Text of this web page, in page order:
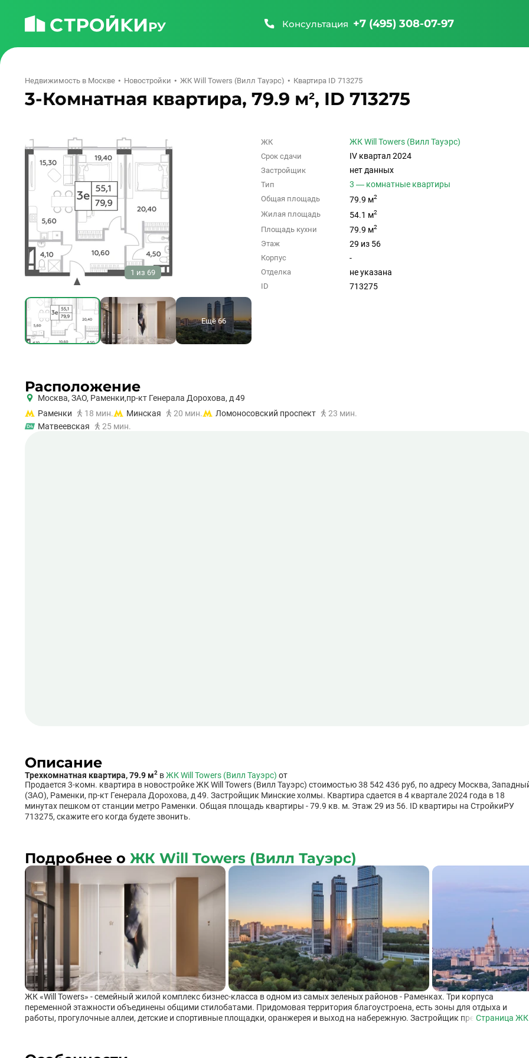
Консультация +7 (495) 308-07-97
Недвижимость в Москве Новостройки ЖК Will Towers (Вилл Тауэрс) Квартира ID 713275
3-Комнатная квартира, 79.9 м², ID 713275
Ещё 66
1 из 69
ЖК ЖК Will Towers (Вилл Тауэрс)
Срок сдачи IV квартал 2024
Застройщик нет данных
Тип 3 — комнатные квартиры
Общая площадь 79.9 м2
Жилая площадь 54.1 м2
Площадь кухни 79.9 м2
Этаж 29 из 56
Корпус -
Отделка не указана
ID 713275
Расположение
Москва, ЗАО, Раменки,пр-кт Генерала Дорохова, д 49
Раменки
18 мин. Минская 20 мин. Ломоносовский проспект
23 мин.
Матвеевская
25 мин.
Описание
Трехкомнатная квартира, 79.9 м2 вЖК Will Towers (Вилл Тауэрс) от
Продается 3-комн. квартира в новостройке ЖК Will Towers (Вилл Тауэрс) стоимостью 38 542 436 руб, по адресу Москва,
(ЗАО), Раменки, пр-кт Генерала Дорохова, д 49. Застройщик Минские холмы. Квартира сдается в 4 квартале 2024 года в 18
минутах пешком от станции метро Раменки. Общая площадь квартиры - 79.9 кв. м. Этаж 29 из 56. ID квартиры на СтройкиРУ
713275, скажите его когда будете звонить.
Подробнее о ЖК Will Towers (Вилл Тауэрс)
ЖК «Will Towers» - семейный жилой комплекс бизнес-класса в одном из самых зеленых районов - Раменках. Три корпуса
переменной этажности объединены общими стилобатами. Придомовая территория благоустроена, есть зоны для отдыха и
работы, прогулочные аллеи, детские и спортивные площадки, оранжерея и выход на набережную. Застройщик предлагает на
Страница ЖК